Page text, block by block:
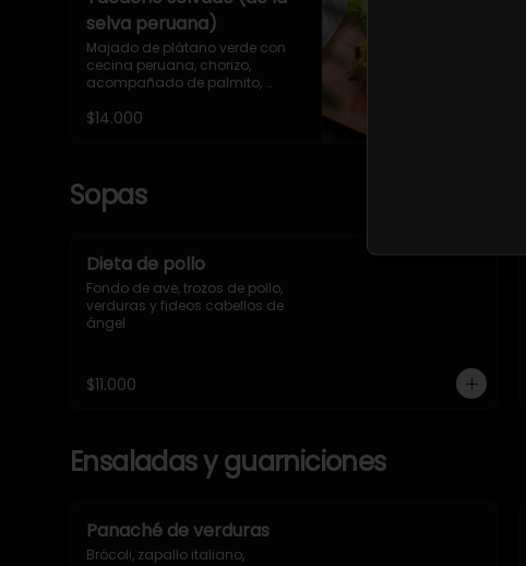
selva peruana)
Majado de plátano verde con
cecina peruana, chorizo,
acompañado de palmito,
cherry.
$14.000
Sopas
Dieta de pollo
Fondo de ave, trozos de pollo,
verduras y fideos cabellos de
ángel
$11.000
Ensaladas y guarniciones
Panaché de verduras
Brócoli, zapallo italiano,